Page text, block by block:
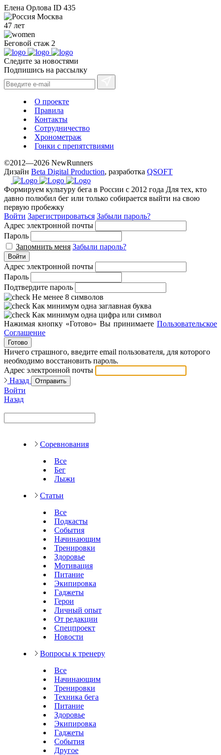
Елена Орлова ID 435
Москва
47 лет
Беговой стаж 2
Следите за новостями
Подпишись на рассылку
О проекте
Правила
Контакты
Сотрудничество
Хронометраж
Гонки с препятствиями
©2012—2026 NewRunners
Дизайн Beta Digital Production, разработка QSOFT
Формируем культуру бега в России с 2012 года Для тех, кто
давно полюбил бег или только собирается выйти на свою
первую пробежку
Войти Зарегистрироваться Забыли пароль?
Адрес электронной почты
Пароль
Запомнить меня Забыли пароль?
Войти
Адрес электронной почты
Пароль
Подтвердите пароль
Не менее 8 символов
Как минимум одна заглавная буква
Как минимум одна цифра или символ
Нажимая кнопку «Готово» Вы принимаете Пользовательское
Соглашение
Готово
Ничего страшного, введите email пользователя, для которого
необходимо восстановить пароль.
Адрес электронной почты
Назад
Отправить
Войти
Назад
Соревнования
Все
Бег
Лыжи
Статьи
Все
Подкасты
События
Начинающим
Тренировки
Здоровье
Мотивация
Питание
Экипировка
Гаджеты
Герои
Личный опыт
От редакции
Спецпроект
Новости
Вопросы к тренеру
Все
Начинающим
Тренировки
Техника бега
Питание
Здоровье
Экипировка
Гаджеты
События
Другое